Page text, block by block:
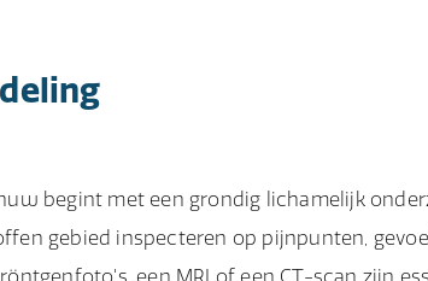
begint met een grondig lichamelijk
gebied inspecteren op pijnpunten,
een MRI of een CT-scan zijn